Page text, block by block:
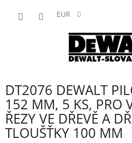
EUR
DT2076 DEWALT
152 MM, 5 KS, PRO
ŘEZY VE DŘEVĚ A
TLOUŠŤKY 100 MM